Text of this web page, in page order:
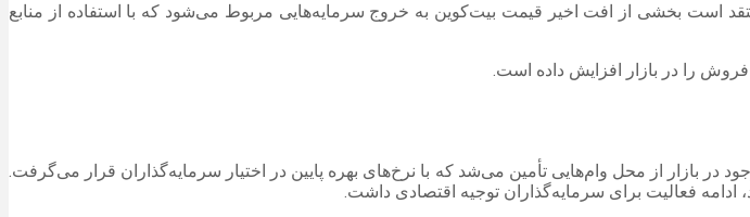
است بخشی از افت اخیر قیمت بیت‌کوین به خروج سرمایه‌هایی مربوط می‌شود که با استفاده از منابع
را در بازار افزایش داده است.
در بازار از محل وام‌هایی تأمین می‌شد که با نرخ‌های بهره پایین در اختیار سرمایه‌گذاران قرار می‌گرفت.
ادامه فعالیت برای سرمایه‌گذاران توجیه اقتصادی داشت.